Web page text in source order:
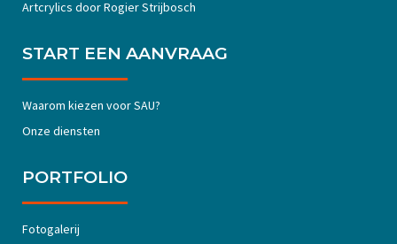
Artcrylics door Rogier Strijbosch
START EEN AANVRAAG
Waarom kiezen voor SAU?
Onze diensten
PORTFOLIO
Fotogalerij